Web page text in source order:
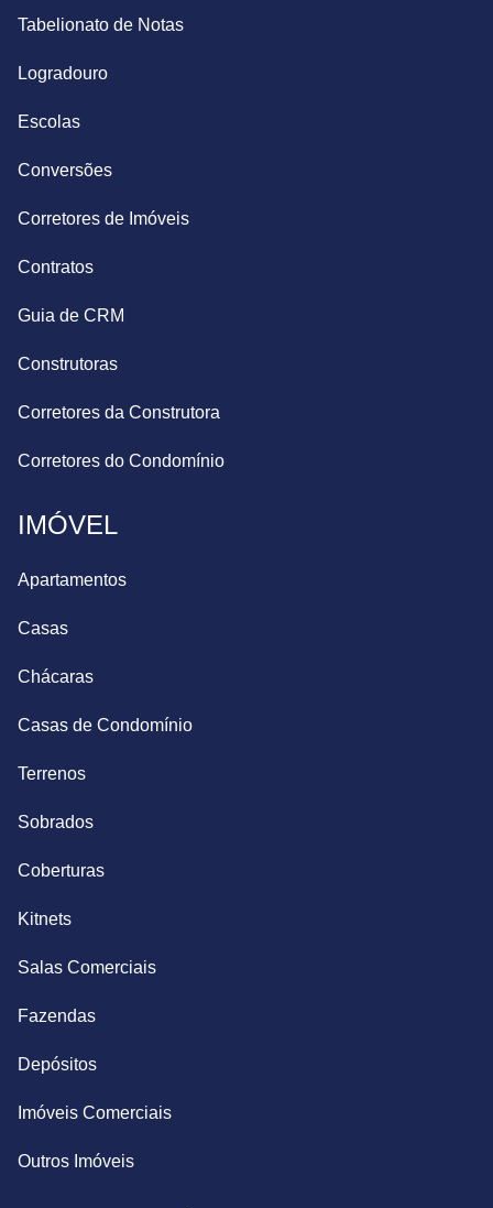
Tabelionato de Notas
Logradouro
Escolas
Conversões
Corretores de Imóveis
Contratos
Guia de CRM
Construtoras
Corretores da Construtora
Corretores do Condomínio
IMÓVEL
Apartamentos
Casas
Chácaras
Casas de Condomínio
Terrenos
Sobrados
Coberturas
Kitnets
Salas Comerciais
Fazendas
Depósitos
Imóveis Comerciais
Outros Imóveis